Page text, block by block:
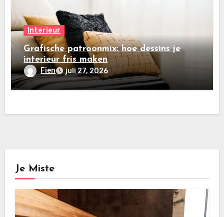
Interieur
Grafische patroonmix: hoe dessins je
interieur fris maken
Fien juli 27, 2026
Je Miste